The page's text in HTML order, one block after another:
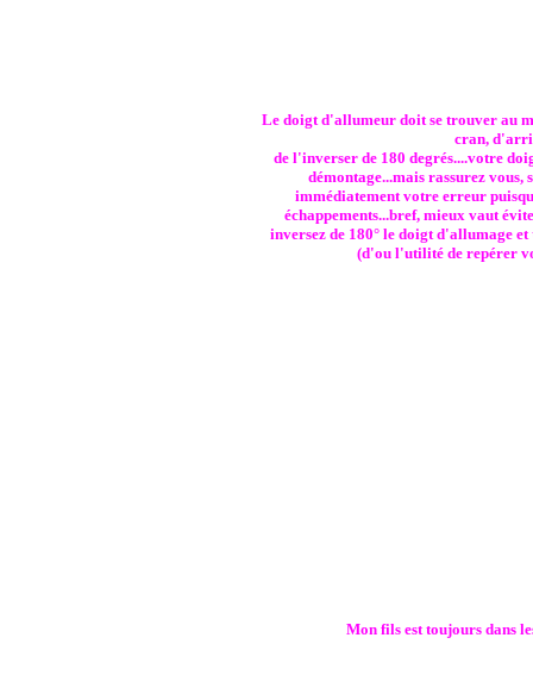
Le doigt d'allumeur doit se trouver au
cran,
de l'inverser de 180 degrés....votre
démontage...mais rassurez vous,
immédiatement votre erreur
échappements...bref, mieux vaut
inversez de 180° le doigt d'allumage
(d'ou l'utilité de repérer
Mon fils est toujours dans